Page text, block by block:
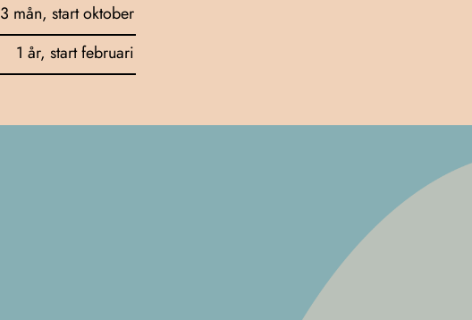
3 mån, start oktober
1 år, start februari